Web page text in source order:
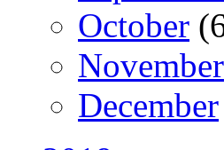
October
November
December